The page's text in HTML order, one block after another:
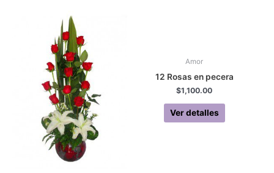
Amor
12 Rosas en pecera
$1,100.00
Ver detalles